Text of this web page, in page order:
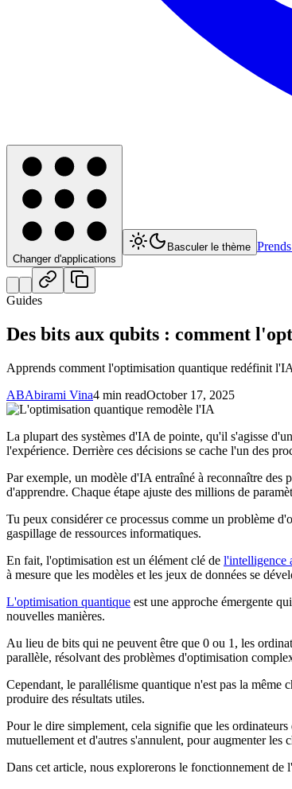
Changer d'applications
Basculer le thème
Guides
Des bits aux qubits : comment
Apprends comment l'optimisation quantique redéfinit
ABAbirami Vina4 min readOctober 17, 2025
La plupart des systèmes d'IA de pointe, qu'il s'agisse
l'expérience. Derrière ces décisions se cache l'un des
Par exemple, un modèle d'IA entraîné à reconnaître des
d'apprendre. Chaque étape ajuste des millions de
Tu peux considérer ce processus comme un problème
gaspillage de ressources informatiques.
En fait, l'optimisation est un élément clé de l'intelligence
à mesure que les modèles et les jeux de données se
L'optimisation quantique est une approche émergente
nouvelles manières.
Au lieu de bits qui ne peuvent être que 0 ou 1, les
parallèle, résolvant des problèmes d'optimisation
Cependant, le parallélisme quantique n'est pas la
produire des résultats utiles.
Pour le dire simplement, cela signifie que les
mutuellement et d'autres s'annulent, pour augmenter les
Dans cet article, nous explorerons le fonctionnement